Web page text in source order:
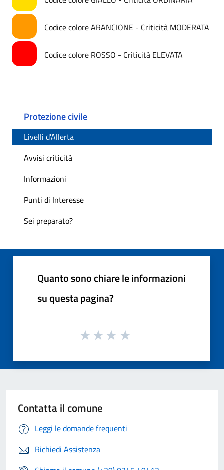
Codice colore ARANCIONE - Criticità MODERATA
Codice colore ROSSO - Criticità ELEVATA
Protezione civile
Livelli d'Allerta
Avvisi criticità
Informazioni
Punti di Interesse
Sei preparato?
Quanto sono chiare le informazioni
su questa pagina?
Contatta il comune
Leggi le domande frequenti
Richiedi Assistenza